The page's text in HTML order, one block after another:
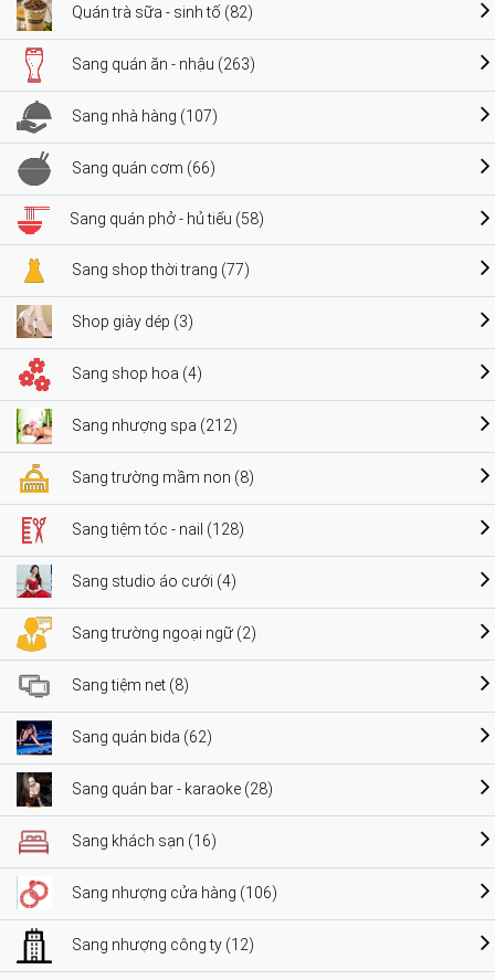
Quán trà sữa - sinh tố (82)
Sang quán ăn - nhậu (263)
Sang nhà hàng (107)
Sang quán cơm (66)
Sang quán phở - hủ tiếu (58)
Sang shop thời trang (77)
Shop giày dép (3)
Sang shop hoa (4)
Sang nhượng spa (212)
Sang trường mầm non (8)
Sang tiệm tóc - nail (128)
Sang studio áo cưới (4)
Sang trường ngoại ngữ (2)
Sang tiệm net (8)
Sang quán bida (62)
Sang quán bar - karaoke (28)
Sang khách sạn (16)
Sang nhượng cửa hàng (106)
Sang nhượng công ty (12)